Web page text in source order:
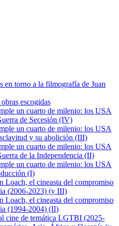
en torno a la filmografía de Juan
escogidas
un cuarto de milenio: los USA
de Secesión (IV)
un cuarto de milenio: los USA
y su abolición (III)
un cuarto de milenio: los USA
de la Independencia (II)
un cuarto de milenio: los USA
(I)
Loach, el cineasta del compromiso
(2006-2023) (y III)
Loach, el cineasta del compromiso
(1994-2004) (II)
cine de temática LGTBI (2025-